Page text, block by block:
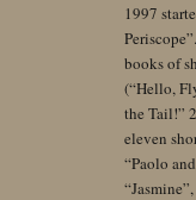
1997
books of
(“Hello,
the Tail!”
eleven
“Paolo